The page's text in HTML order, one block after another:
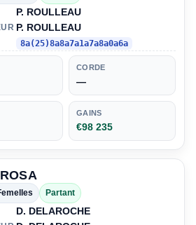
P. ROULLEAU
P. ROULLEAU
8a(25)8a8a7a1a7a8a0a6a
CORDE
—
GAINS
€98 235
Partant
D. DELAROCHE